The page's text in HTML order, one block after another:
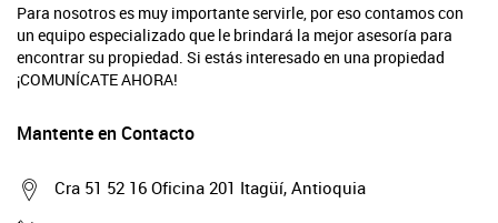
Para nosotros es muy importante servirle, por eso contamos con
un equipo especializado que le brindará la mejor asesoría para
encontrar su propiedad. Si estás interesado en una propiedad
¡COMUNÍCATE AHORA!
Mantente en Contacto
Cra 51 52 16 Oficina 201 Itagüí, Antioquia